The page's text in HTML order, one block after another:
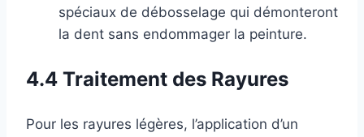
spéciaux de débosselage qui démonteront
la dent sans endommager la peinture.
4.4 Traitement des Rayures
Pour les rayures légères, l’application d’un